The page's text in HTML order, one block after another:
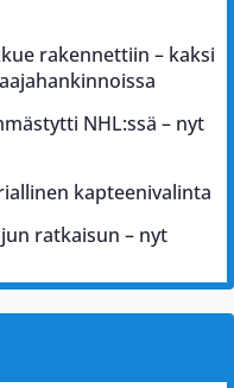
rakennettiin – kaksi
NHL:ssä – nyt
kapteenivalinta
ratkaisun – nyt